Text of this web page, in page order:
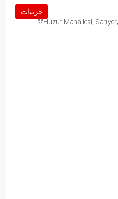
Huzur Mahallesi,
جزئیات